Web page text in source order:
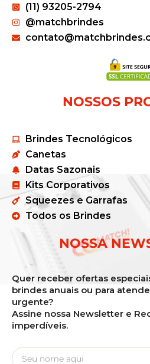
(11) 93205-2794
@matchbrindes
NOSSOS
Brindes Tecnológicos
Canetas
Datas Sazonais
Kits Corporativos
Squeezes e Garrafas
Todos os Brindes
NOSSA
Quer receber ofertas
brindes anuais ou para
urgente?
Assine nossa Newsletter e
imperdíveis.